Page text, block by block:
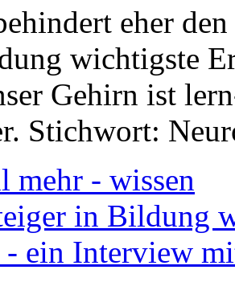
eher
wichtigste
Gehirn ist
Stichwort:
mehr - wissen
in Bildung
- ein Interview